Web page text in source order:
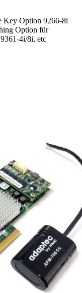
Key Option 9266-8i
Option für
4i/8i, etc